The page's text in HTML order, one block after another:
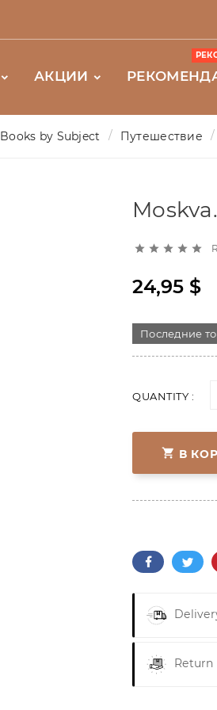
АКЦИИ
Books by Subject Путешествие
    
24,95 $
Последние
QUANTITY :
 В
Return